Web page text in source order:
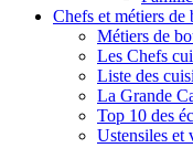
Chefs et métiers de
Métiers de
Les Chefs
Liste des
La Grande
Top 10 des
Ustensiles et